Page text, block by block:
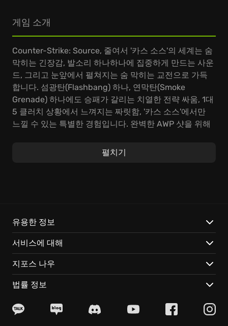
게임 소개
Counter-Strike: Source, 줄여서 '카스 소스'의 세계는 숨
막히는 긴장감, 발소리 하나하나에 집중하게 만드는 사운
드, 그리고 눈앞에서 펼쳐지는 숨 막히는 교전으로 가득
합니다. 섬광탄(Flashbang) 하나, 연막탄(Smoke
Grenade) 하나에도 승패가 갈리는 치열한 전략 싸움, 1대
5 클러치 상황에서 느껴지는 짜릿함, '카스 소스'에서만
느낄 수 있는 특별한 경험입니다. 완벽한 AWP 샷을 위해
적을 제압하는 쾌감은 'FPS 게임' 팬들을 열광하게 만듭니
Counter-Strike: Source에서 숙련된 플레이어만이 구사
할 수 있는 고급 기술들은 게임의 깊이를 더합니다.
주요 특징:
다양한 무기 선택: 권총 '글록'(Glock)부터 저격총 'AWP',
맞는 최적의 무기를 선택하는 것이 중요합니다.
펼치기
유용한 정보
서비스에 대해
지포스 나우
법률 정보